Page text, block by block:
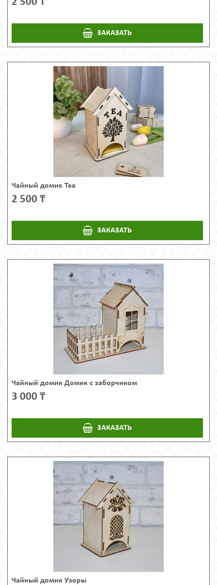
ЗАКАЗАТЬ
Чайный домик Теа
2 500 ₸
ЗАКАЗАТЬ
Чайный домик Домик с заборчиком
3 000 ₸
ЗАКАЗАТЬ
Чайный домик Узоры